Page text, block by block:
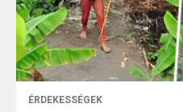
ÉRDEKESSÉGEK